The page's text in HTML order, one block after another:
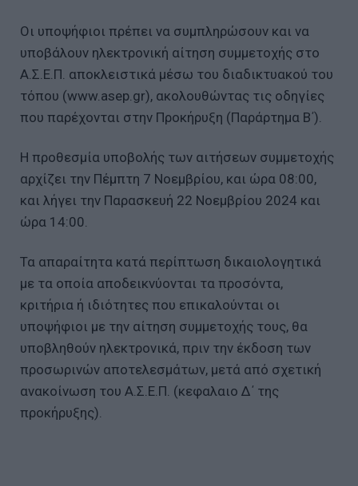
Οι υποψήφιοι πρέπει να συμπληρώσουν και να
υποβάλουν ηλεκτρονική αίτηση συμμετοχής στο
Α.Σ.Ε.Π. αποκλειστικά μέσω του διαδικτυακού του
τόπου (www.asep.gr), ακολουθώντας τις οδηγίες
που παρέχονται στην Προκήρυξη (Παράρτημα Β΄).
Η προθεσμία υποβολής των αιτήσεων συμμετοχής
αρχίζει την Πέμπτη 7 Νοεμβρίου, και ώρα 08:00,
και λήγει την Παρασκευή 22 Νοεμβρίου 2024 και
ώρα 14:00.
Τα απαραίτητα κατά περίπτωση δικαιολογητικά
με τα οποία αποδεικνύονται τα προσόντα,
κριτήρια ή ιδιότητες που επικαλούνται οι
υποψήφιοι με την αίτηση συμμετοχής τους, θα
υποβληθούν ηλεκτρονικά, πριν την έκδοση των
προσωρινών αποτελεσμάτων, μετά από σχετική
ανακοίνωση του Α.Σ.Ε.Π. (κεφαλαιο Δ΄ της
προκήρυξης).